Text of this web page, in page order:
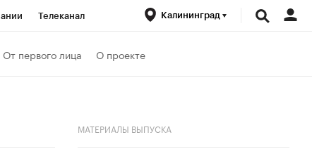
Телеканал Калининград
От первого лица О проекте
МАТЕРИАЛЫ ВЫПУСКА